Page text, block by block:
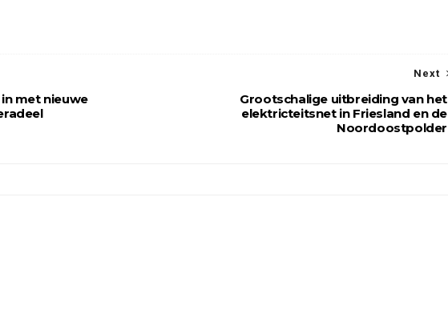
Next
Grootschalige uitbreiding van het
elektricteitsnet in Friesland en de
Noordoostpolder
met nieuwe